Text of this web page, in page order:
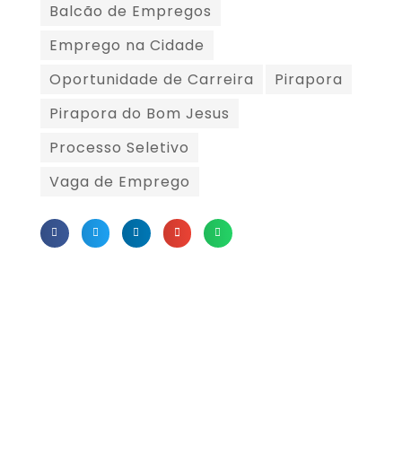
Balcão de Empregos
Emprego na Cidade
Oportunidade de Carreira
Pirapora
Pirapora do Bom Jesus
Processo Seletivo
Vaga de Emprego